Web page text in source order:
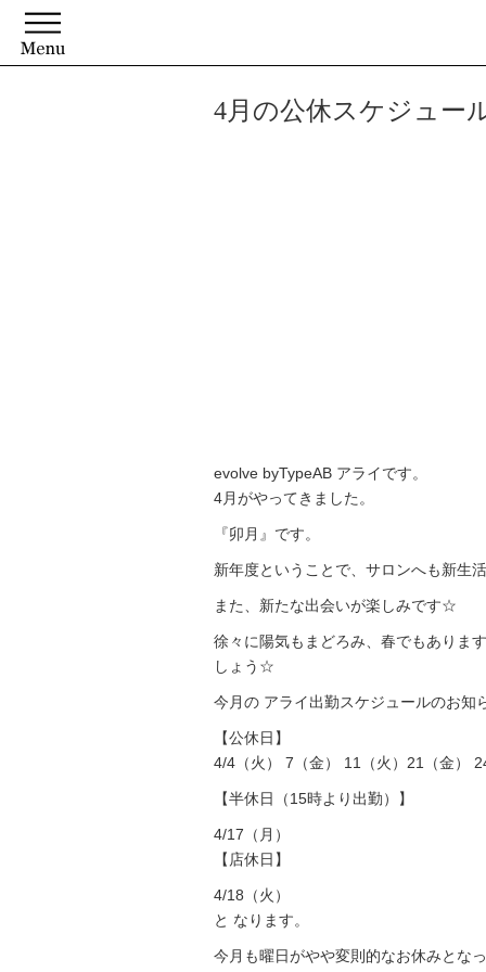
4月の公休スケジュー
evolve byTypeAB アライです。
4月がやってきました。
『卯月』です。
新年度ということで、サロンへも新生
また、新たな出会いが楽しみです☆
徐々に陽気もまどろみ、春でもありま
しょう☆
今月の アライ出勤スケジュールのお知
【公休日】
4/4（火） 7（金） 11（火）21（金）
【半休日（15時より出勤）】
4/17（月）
【店休日】
4/18（火）
と なります。
今月も曜日がやや変則的なお休みとな